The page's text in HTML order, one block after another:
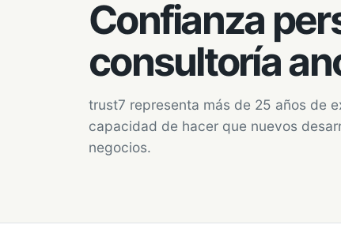
Confianza
consultoría
trust7 representa más de 25 años de
capacidad de hacer que nuevos
negocios.